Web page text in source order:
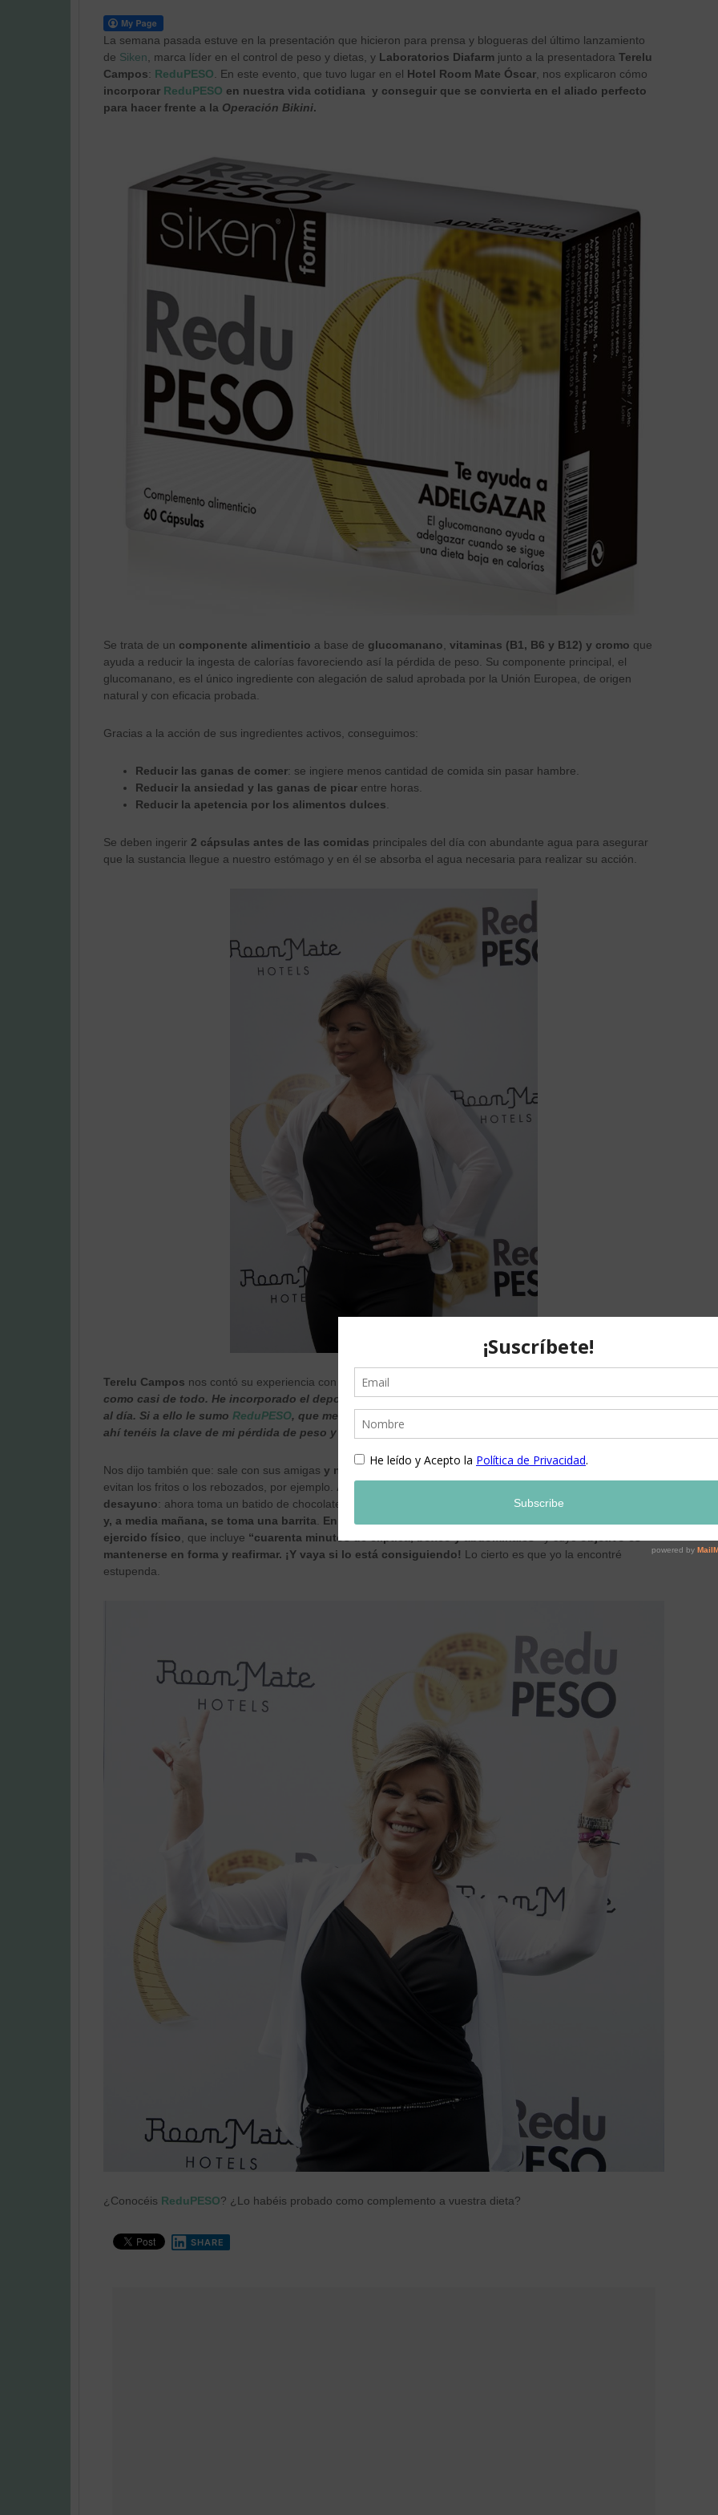
La semana pasada estuve en la presentación que hicieron para prensa y blogueras del último lanzamiento
de Siken , marca líder en el control de peso y dietas, y Laboratorios Diafarm junto a la presentadora Terelu
Campos: ReduPESO . En este evento, que tuvo lugar en el Hotel Room Mate Óscar , nos explicaron cómo
incorporar ReduPESO en nuestra vida cotidiana y conseguir que se convierta en el aliado perfecto
para hacer frente a la Operación Bikini.
Se trata de un componente alimenticio a base de glucomanano, vitaminas (B1, B6 y B12) y cromo que
ayuda a reducir la ingesta de calorías favoreciendo así la pérdida de peso. Su componente principal, el
glucomanano, es el único ingrediente con alegación de salud aprobada por la Unión Europea, de origen
natural y con eficacia probada.
Gracias a la acción de sus ingredientes activos, conseguimos:
Reducir las ganas de comer: se ingiere menos cantidad de comida sin pasar hambre.
Reducir la ansiedad y las ganas de picar entre horas.
Reducir la apetencia por los alimentos dulces.
Se deben ingerir 2 cápsulas antes de las comidas principales del día con abundante agua para asegurar
que la sustancia llegue a nuestro estómago y en él se absorba el agua necesaria para realizar su acción.
Terelu Campos nos contó su experiencia con ReduPESO
como casi de todo. He incorporado el deporte a mi vida y practico dos o tres horas de ejercicio físico
al día. Si a ello le sumo ReduPESO, que me sacia y evita que llegue con tanta ansiedad a las comidas,
ahí tenéis la clave de mi pérdida de peso y de volumen. ¡RETO CONSEGUIDO!”
Nos dijo también que: sale con sus amigas y no se priva de casi nada
, si bien es cierto que no se atiborran y
evitan los fritos o los rebozados, por ejemplo.
Algo que ha cambiado de forma radical, ha sido su
desayuno: ahora toma un batido de chocolate de y unas tostadas con pavo.También va al gimnasio
y, a media mañana, se toma una barrita
En su rutina tiene un papel fundamental la práctica de
ejercido físico , que incluye “cuarenta minutos de elíptica, boxeo y abdominales»
mantenerse en forma y reafirmar. ¡Y vaya si lo está consiguiendo! Lo cierto es que yo la encontré
estupenda.
¿Conocéis ReduPESO? ¿Lo habéis probado como complemento a vuestra dieta?
SHARE